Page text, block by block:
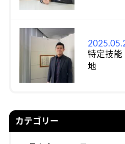
特定技能
地
カテゴリー